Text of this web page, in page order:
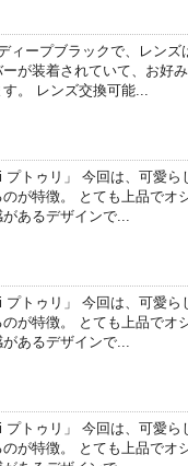
ープブラックで、レン
が装着されていて、お好
。 レンズ交換可能...
トゥリ」 今回は、可愛
が特徴。 とても上品で
あるデザインで...
トゥリ」 今回は、可愛
が特徴。 とても上品でオ
あるデザインで...
トゥリ」 今回は、可愛
が特徴。 とても上品でオ